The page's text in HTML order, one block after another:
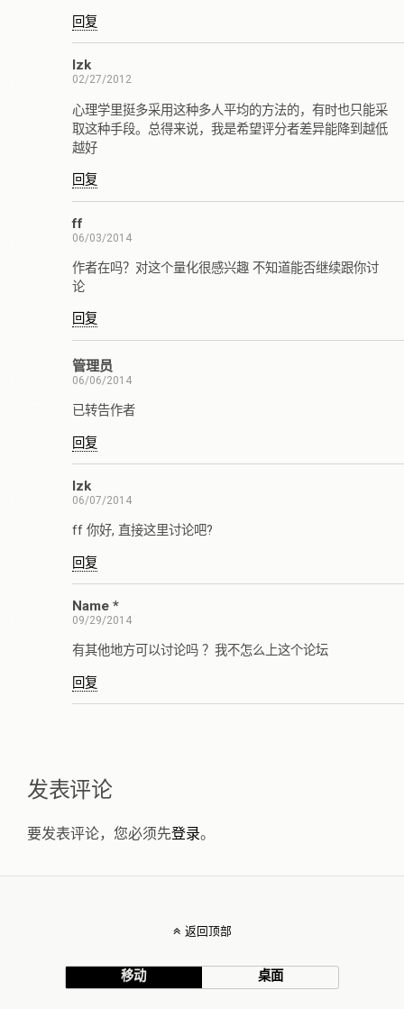
回复
lzk
02/27/2012
心理学里挺多采用这种多人平均的方法的，有时也只能采
取这种手段。总得来说，我是希望评分者差异能降到越低
越好
回复
ff
06/03/2014
作者在吗？对这个量化很感兴趣 不知道能否继续跟你讨
论
回复
管理员
06/06/2014
已转告作者
回复
lzk
06/07/2014
ff 你好, 直接这里讨论吧?
回复
Name *
09/29/2014
有其他地方可以讨论吗 ？我不怎么上这个论坛
回复
发表评论
要发表评论，您必须先登录。
返回顶部
移动 桌面